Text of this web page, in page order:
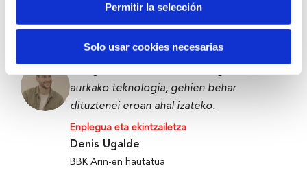
Permitir la selección
Solo usar cookies necesarias
aurkako teknologia, gehien behar
dituztenei eroan ahal izateko.
Enplegua eta ekintzailetza
Denis Ugalde
BBK Arin-en hautatua